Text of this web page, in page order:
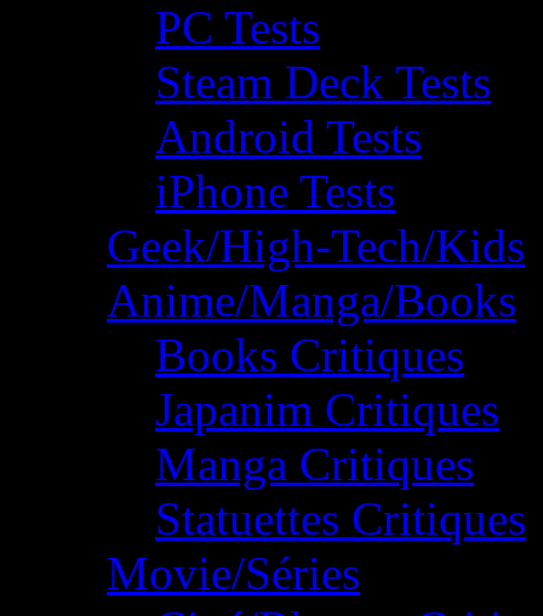
PC Tests
Steam Deck Tests
Android Tests
iPhone Tests
Geek/High-Tech/Kids
Anime/Manga/Books
Books Critiques
Japanim Critiques
Manga Critiques
Statuettes Critiques
Movie/Séries